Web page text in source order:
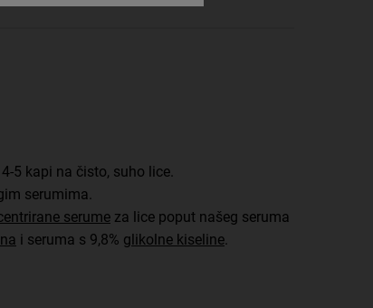
5 kapi na čisto, suho lice.
serumima.
serume za lice poput našeg seruma
i seruma s 9,8% glikolne kiseline.